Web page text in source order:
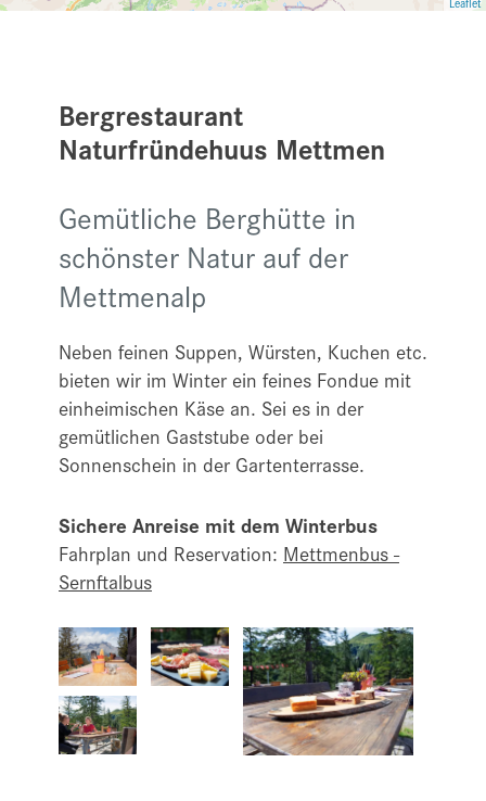
Bergrestaurant
Naturfründehuus Mettmen
Gemütliche Berghütte in
schönster Natur auf der
Mettmenalp
Neben feinen Suppen, Würsten, Kuchen etc.
bieten wir im Winter ein feines Fondue mit
einheimischen Käse an. Sei es in der
gemütlichen Gaststube oder bei
Sonnenschein in der Gartenterrasse.
Sichere Anreise mit dem Winterbus
Fahrplan und Reservation: Mettmenbus -
Sernftalbus